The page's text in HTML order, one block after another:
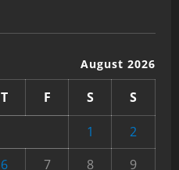
August 2026
T F S
S
1
2
6 7 8 9